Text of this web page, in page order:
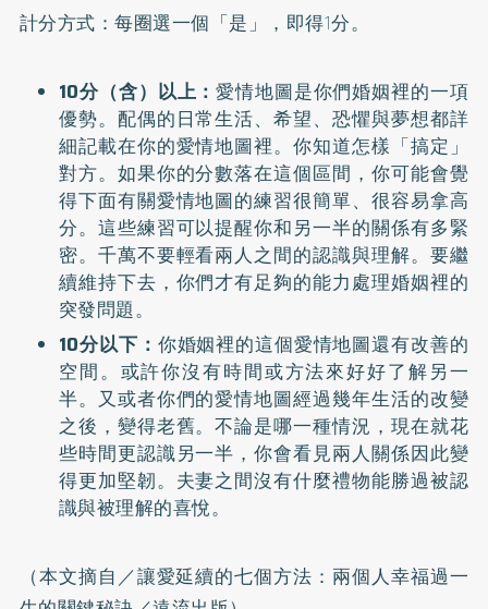
計分方式：每圈選一個「是」，即得1分。
10分（含）以上：愛情地圖是你們婚姻裡的一項
優勢。配偶的日常生活、希望、恐懼與夢想都詳
細記載在你的愛情地圖裡。你知道怎樣「搞定」
對方。如果你的分數落在這個區間，你可能會覺
得下面有關愛情地圖的練習很簡單、很容易拿高
分。這些練習可以提醒你和另一半的關係有多緊
密。千萬不要輕看兩人之間的認識與理解。要繼
續維持下去，你們才有足夠的能力處理婚姻裡的
突發問題。
10分以下： 你婚姻裡的這個愛情地圖還有改善的
空間。或許你沒有時間或方法來好好了解另一
半。又或者你們的愛情地圖經過幾年生活的改變
之後，變得老舊。不論是哪一種情況，現在就花
些時間更認識另一半，你會看見兩人關係因此變
得更加堅韌。夫妻之間沒有什麼禮物能勝過被認
識與被理解的喜悅。
（本文摘自／讓愛延續的七個方法：兩個人幸福過一